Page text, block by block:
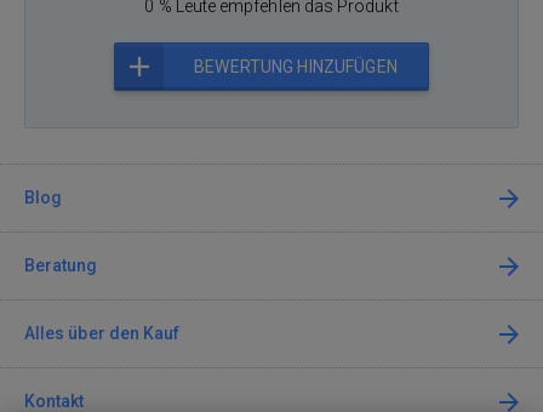
0 % Leute empfehlen das Produkt
BEWERTUNG HINZUFÜGEN
Blog
Beratung
Alles über den Kauf
Kontakt